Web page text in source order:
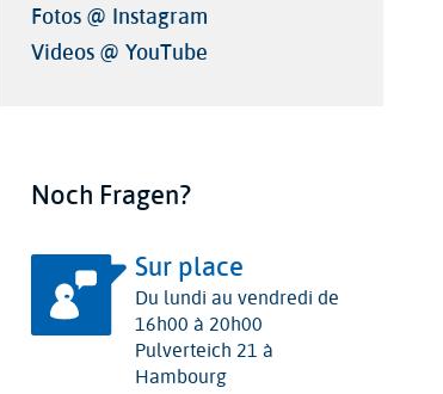
Fotos @ Instagram
Videos @ YouTube
Noch Fragen?
Sur place
Du lundi au vendredi de
16h00 à 20h00
Pulverteich 21 à
Hambourg